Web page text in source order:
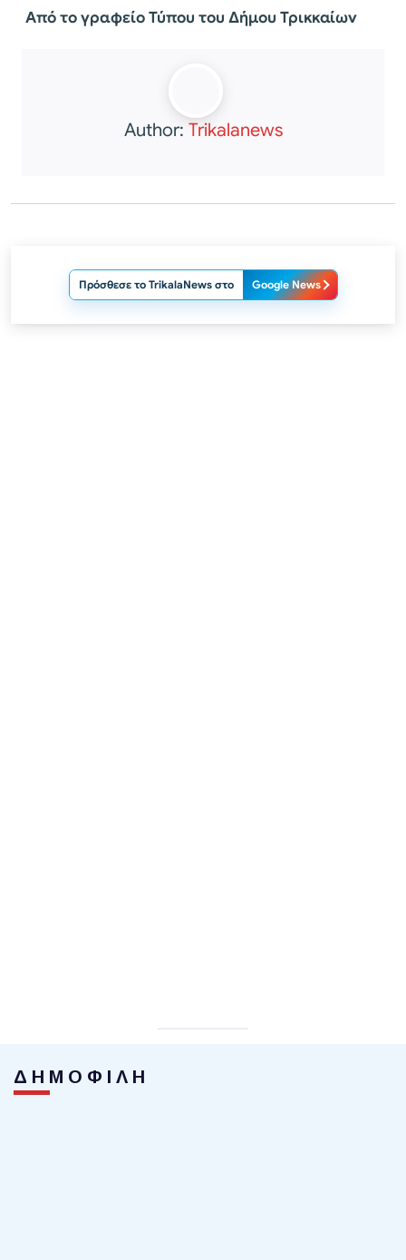
Από το γραφείο Τύπου του Δήμου Τρικκαίων
Author: Trikalanews
Πρόσθεσε το TrikalaNews στο Google News
ΔΗΜΟΦΙΛΗ